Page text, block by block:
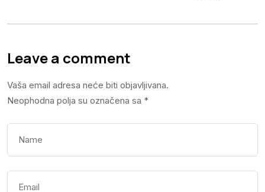
Leave a comment
Vaša email adresa neće biti objavljivana.
Neophodna polja su označena sa *